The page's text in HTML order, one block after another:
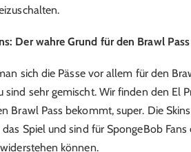
Der wahre Grund für den Brawl Pass
sich die Pässe vor allem für den
sind sehr gemischt. Wir finden den El
Brawl Pass bekommt, super. Die
Spiel und sind für SpongeBob
können.